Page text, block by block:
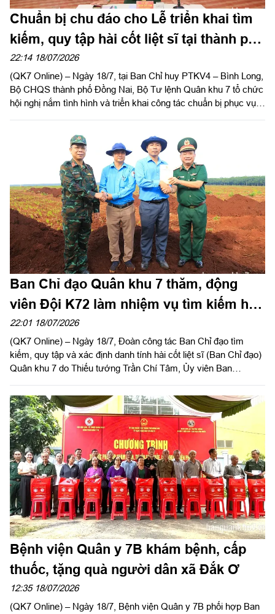
Chuẩn bị chu đáo cho Lễ triển khai tìm
kiếm, quy tập hài cốt liệt sĩ tại thành phố
Đồng Nai
22:14 18/07/2026
(QK7 Online) – Ngày 18/7, tại Ban Chỉ huy PTKV4 – Bình Long,
Bộ CHQS thành phố Đồng Nai, Bộ Tư lệnh Quân khu 7 tổ chức
hội nghị nắm tình hình và triển khai công tác chuẩn bị phục vụ
Thường vụ Đảng ủy, Phó Chính ủy Quân khu, Trưởng ban Chỉ
đạo tìm kiếm, quy tập và xác định danh tính HCLS (Ban Chỉ
đạo) Quân khu 7 chủ trì.
Ban Chỉ đạo Quân khu 7 thăm, động
viên Đội K72 làm nhiệm vụ tìm kiếm hài
cốt liệt sĩ
22:01 18/07/2026
(QK7 Online) – Ngày 18/7, Đoàn công tác Ban Chỉ đạo tìm
kiếm, quy tập và xác định danh tính hài cốt liệt sĩ (Ban Chỉ đạo)
Quân khu 7 do Thiếu tướng Trần Chí Tâm, Ủy viên Ban
đạo Quân khu làm trưởng đoàn đến kiểm tra, thăm, động viên
Đội K72, Bộ CHQS thành phố Đồng Nai đang thực hiện nhiệm
vụ tìm kiếm, quy tập hài cốt liệt sĩ (HCLS) tại xã Minh Đức.
Bệnh viện Quân y 7B khám bệnh, cấp
thuốc, tặng quà người dân xã Đắk Ơ
12:35 18/07/2026
(QK7 Online) – Ngày 18/7, Bệnh viện Quân y 7B phối hợp Ban